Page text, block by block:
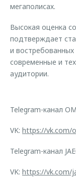
мегаполисах.
Высокая оценка
подтверждает
и
современные и
аудитории.
Telegram-канал
VK: https://vk.com/
Telegram-канал
VK: https://vk.com/